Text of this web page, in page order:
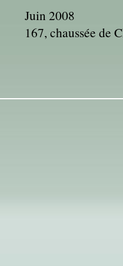
Juin 2008
167, chaussée de